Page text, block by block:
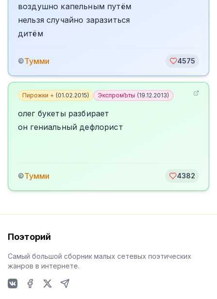
воздушно капельным путём
нельзя случайно заразиться
дитём
©Тумми 4575
Пирожки + (01.02.2015) ЭкспромЪты (19.12.2013)
олег букеты разбирает
он гениальный дефлорист
©Тумми 4382
Поэторий
Самый большой сборник малых сетевых поэтических
жанров в интернете.